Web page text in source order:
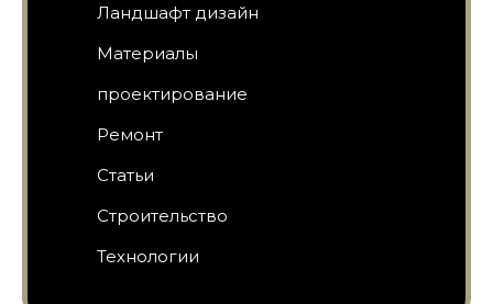
Ландшафт дизайн
Материалы
проектирование
Ремонт
Статьи
Строительство
Технологии